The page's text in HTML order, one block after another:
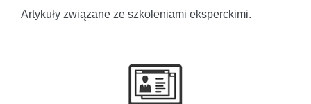
Artykuły związane ze szkoleniami eksperckimi.